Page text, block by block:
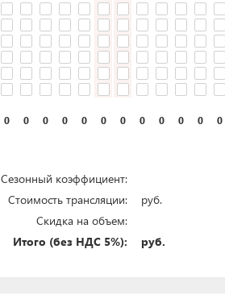
0 0 0 0 0 0 0 0 0 0 0 0
Сезонный коэффициент:
Стоимость трансляции:
руб.
Скидка на объем:
Итого (без НДС 5%):
руб.